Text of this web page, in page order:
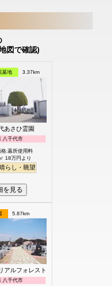
図で確認)
し・眺望
墓地 3.37km
あさひ霊園
八千代市
格:墓所使用料
18万円より
らし・眺望
を見る
5.87km
アルフォレスト八千代
八千代市